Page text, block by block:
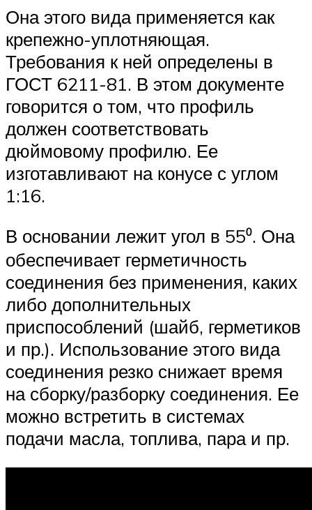
Она этого вида применяется как
крепежно-уплотняющая.
Требования к ней определены в
ГОСТ 6211-81. В этом документе
говорится о том, что профиль
должен соответствовать
дюймовому профилю. Ее
изготавливают на конусе с углом
1:16.
В основании лежит угол в 55⁰. Она
обеспечивает герметичность
соединения без применения, каких
либо дополнительных
приспособлений (шайб, герметиков
и пр.). Использование этого вида
соединения резко снижает время
на сборку/разборку соединения. Ее
можно встретить в системах
подачи масла, топлива, пара и пр.